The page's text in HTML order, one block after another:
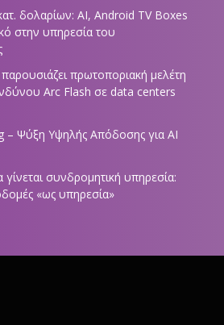
δολαρίων: AI, Android TV Boxes
στην υπηρεσία του
πρωτοποριακή μελέτη
Arc Flash σε data centers
– Ψύξη Υψηλής Απόδοσης για AI
συνδρομητική υπηρεσία:
«ως υπηρεσία»